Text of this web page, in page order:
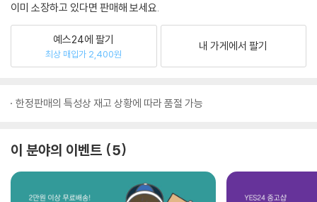
이미 소장하고 있다면 판매해 보세요.
예스24에 팔기
최상 매입가 2,400원
내 가게에서 팔기
한정판매의 특성상 재고 상황에 따라 품절 가능
이 분야의 이벤트 5